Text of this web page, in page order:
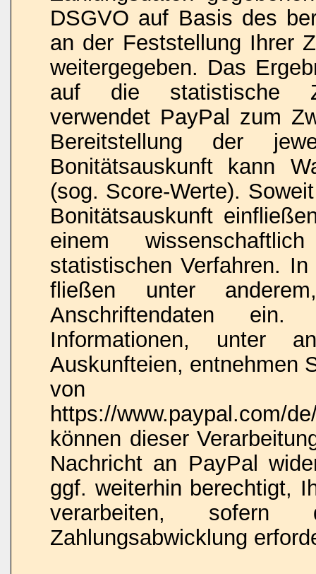
DSGVO auf Basis des
an der Feststellung Ihrer
weitergegeben. Das
auf die statistische
verwendet PayPal zum
Bereitstellung der
Bonitätsauskunft kann
(sog. Score-Werte).
Bonitätsauskunft
einem
statistischen Verfahren.
fließen unter
Anschriftendaten ein.
Informationen, unter
Auskunfteien, entnehmen
von
https://www.paypal.com/
können dieser
Nachricht an PayPal
ggf. weiterhin berechtigt,
verarbeiten, sofern
Zahlungsabwicklung